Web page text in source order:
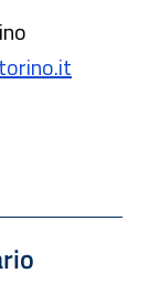
145.50 kB